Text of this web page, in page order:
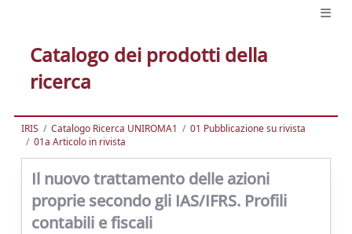
Catalogo dei prodotti della
ricerca
IRIS Catalogo Ricerca UNIROMA1
01 Pubblicazione su rivista
01a Articolo in rivista
Il nuovo trattamento delle azioni
proprie secondo gli IAS/IFRS. Profili
contabili e fiscali